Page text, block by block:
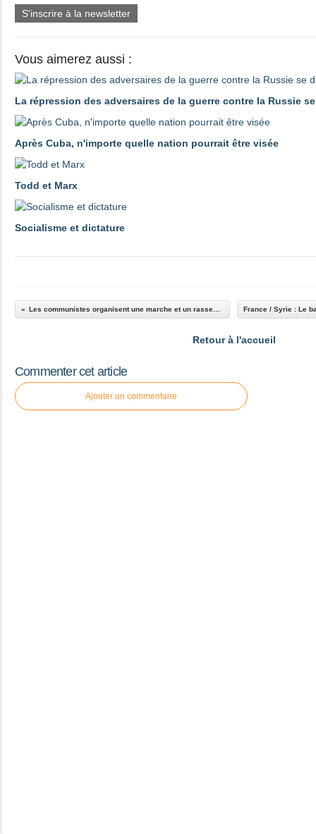
S'inscrire à la newsletter
Vous aimerez aussi :
La répression des adversaires de la guerre contre la Russie
Après Cuba, n'importe quelle nation pourrait être visée
Todd et Marx
Socialisme et dictature
Retour à l'accueil
Commenter cet article
Ajouter un commentaire